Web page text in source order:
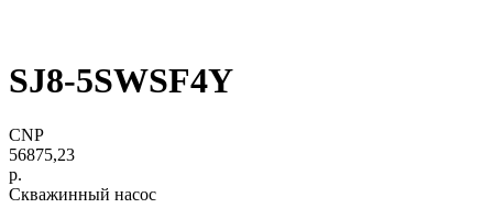
SJ8-5SWSF4Y
CNP
56875,23
р.
Скважинный насос